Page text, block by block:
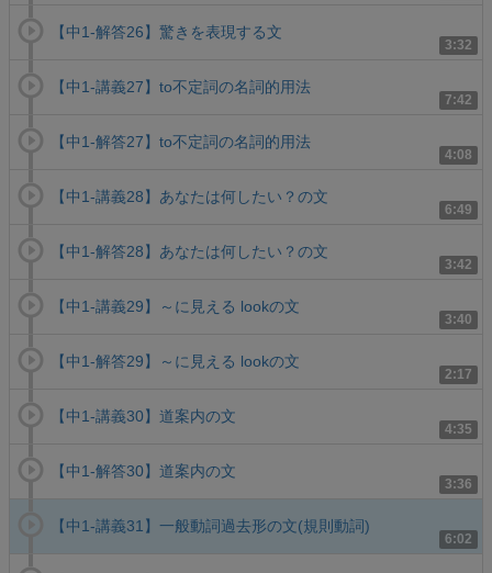
3:32
【中1-解答26】驚きを表現する文
7:42
【中1-講義27】to不定詞の名詞的用法
4:08
【中1-解答27】to不定詞の名詞的用法
6:49
【中1-講義28】あなたは何したい？の文
3:42
【中1-解答28】あなたは何したい？の文
3:40
【中1-講義29】～に見える lookの文
2:17
【中1-解答29】～に見える lookの文
4:35
【中1-講義30】道案内の文
3:36
【中1-解答30】道案内の文
6:02
【中1-講義31】一般動詞過去形の文(規則動詞)